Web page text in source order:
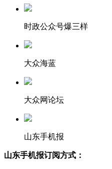
时政公众号爆三样
大众海蓝
大众网论坛
山东手机报
山东手机报订阅方式：